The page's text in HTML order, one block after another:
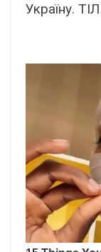
Україну.